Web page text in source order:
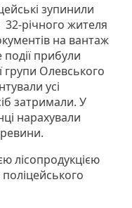
зупинили
32-річного жителя
на вантаж
прибули
групи Олевського
усі
затримали. У
нарахували
лісопродукцією